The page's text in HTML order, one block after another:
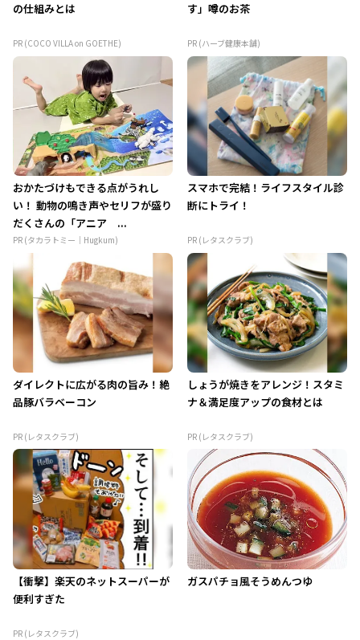
の仕組みとは
PR (COCO VILLA on GOETHE)
す」噂のお茶
PR (ハーブ健康本舗)
おかたづけもできる点がうれし
い！ 動物の鳴き声やセリフが盛り
だくさんの「アニア ...
PR (タカラトミー｜Hugkum)
スマホで完結！ライフスタイル診
断にトライ！
PR (レタスクラブ)
ダイレクトに広がる肉の旨み！絶
品豚バラベーコン
PR (レタスクラブ)
しょうが焼きをアレンジ！スタミ
ナ＆満足度アップの食材とは
PR (レタスクラブ)
【衝撃】楽天のネットスーパーが
便利すぎた
PR (レタスクラブ)
ガスパチョ風そうめんつゆ